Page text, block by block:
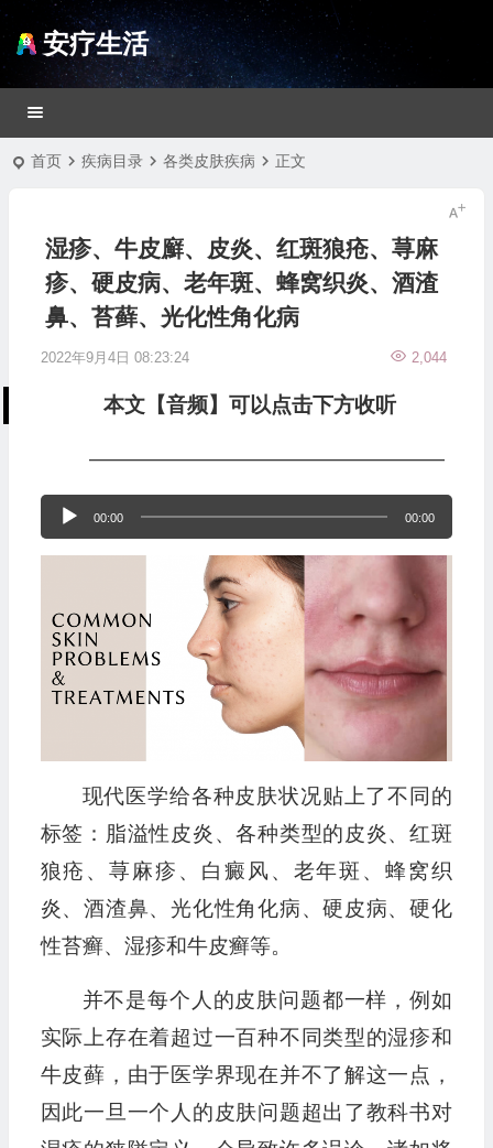
安疗生活
首页 疾病目录 各类皮肤疾病 正文
湿疹、牛皮廯、皮炎、红斑狼疮、荨麻
疹、硬皮病、老年斑、蜂窝织炎、酒渣
鼻、苔藓、光化性角化病
2022年9月4日 08:23:24 2,044
本文【音频】可以点击下方收听
—————————————————
频
器
00:00 00:00
现代医学给各种皮肤状况贴上了不同的
标签：脂溢性皮炎、各种类型的皮炎、红斑
狼疮、荨麻疹、白癜风、老年斑、蜂窝织
炎、酒渣鼻、光化性角化病、硬皮病、硬化
性苔癣、湿疹和牛皮癣等。
并不是每个人的皮肤问题都一样，例如
实际上存在着超过一百种不同类型的湿疹和
牛皮藓，由于医学界现在并不了解这一点，
因此一旦一个人的皮肤问题超出了教科书对